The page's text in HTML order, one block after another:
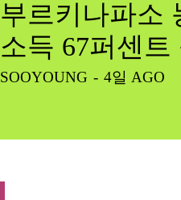
부르키나파소
소득 67퍼센트
SOOYOUNG - 4일 AGO